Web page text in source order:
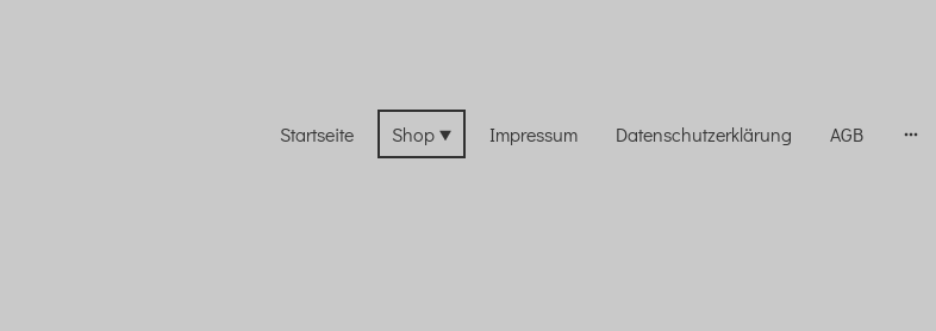
Startseite Shop Impressum Datenschutzerklärung AGB